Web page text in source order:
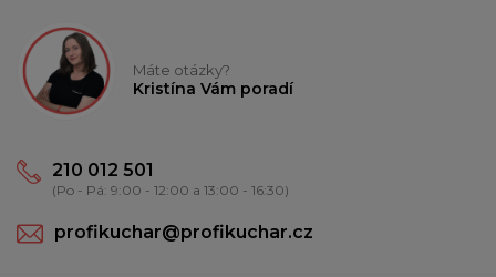
Máte otázky?
Kristína Vám poradí
210 012 501
(Po - Pá: 9:00 - 12:00 a 13:00 - 16:30)
profikuchar@profikuchar.cz